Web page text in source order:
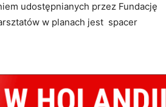
udostępnianych przez Fundację
w planach jest spacer